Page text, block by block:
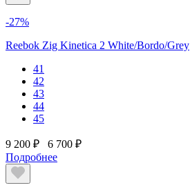
-27%
Reebok Zig Kinetica 2 White/Bordo/Grey
41
42
43
44
45
9 200 ₽
6 700 ₽
Подробнее